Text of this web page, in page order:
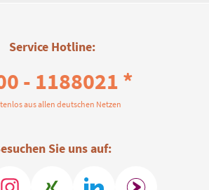
Service Hotline:
- 1188021 *
aus allen deutschen Netzen
Sie uns auf: